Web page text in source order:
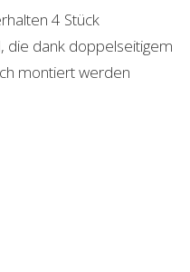
4 Stück
die dank doppelseitigem
montiert werden